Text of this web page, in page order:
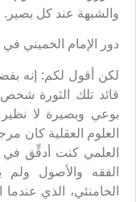
والشبهة عند كل بصير.
دور الإمام الخميني في
لكن أقول لكم: إنه
قائد تلك الثورة شخص
بوعي وبصيرة لا
العلوم العقلية كان
العلمي كنت أدقِّق في
الفقه والأصول ولم
الخامنئي، الذي عندما